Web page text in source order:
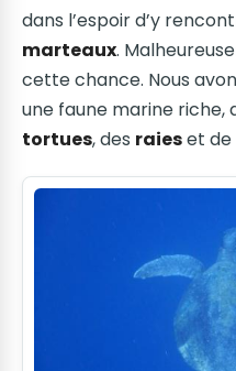
dans l’espoir d’y
marteaux.
cette chance. Nous
une faune marine
tortues, des raieset de